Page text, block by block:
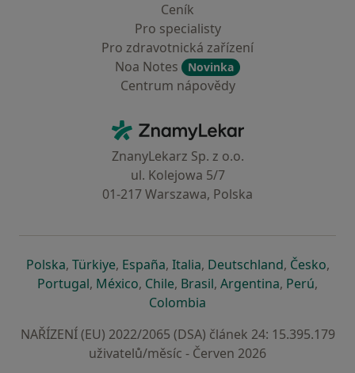
Ceník
Pro specialisty
Pro zdravotnická zařízení
Noa Notes
Novinka
Centrum nápovědy
ZnamyLekar - Hlavní stránka
ZnanyLekarz Sp. z o.o.
ul. Kolejowa 5/7
01-217 Warszawa, Polska
Polskase otevře v nové záložce
, Türkiyese otevře v nové záložce
, Españase otevře v nové záložce
, Italiase otevře v nové záložce
, Deutschlandse otevře v
, Českose
,
Portugalse otevře v nové záložce
, Méxicose otevře v nové záložce
, Chilese otevře v nové záložce
, Brasilse otevře v nové
, Argentinase otevře v
, Perúse
,
Colombia
NAŘÍZENÍ (EU) 2022/2065 (DSA) článek 24: 15.395.179
uživatelů/měsíc - Červen 2026